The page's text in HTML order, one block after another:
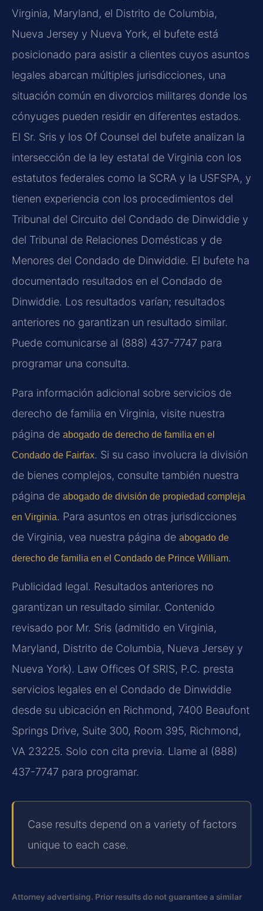
Virginia, Maryland, el Distrito de Columbia,
Nueva Jersey y Nueva York, el bufete está
posicionado para asistir a clientes cuyos asuntos
legales abarcan múltiples jurisdicciones, una
situación común en divorcios militares donde los
cónyuges pueden residir en diferentes estados.
El Sr. Sris y los Of Counsel del bufete analizan la
intersección de la ley estatal de Virginia con los
estatutos federales como la SCRA y la USFSPA, y
tienen experiencia con los procedimientos del
Tribunal del Circuito del Condado de Dinwiddie y
del Tribunal de Relaciones Domésticas y de
Menores del Condado de Dinwiddie. El bufete ha
documentado resultados en el Condado de
Dinwiddie. Los resultados varían; resultados
anteriores no garantizan un resultado similar.
Puede comunicarse al (888) 437-7747 para
programar una consulta.
Para información adicional sobre servicios de
derecho de familia en Virginia, visite nuestra
página de abogado de derecho de familia en el
Condado de Fairfax. Si su caso involucra la división
de bienes complejos, consulte también nuestra
página de abogado de división de propiedad compleja
en Virginia. Para asuntos en otras jurisdicciones
de Virginia, vea nuestra página de abogado de
derecho de familia en el Condado de Prince William.
Publicidad legal. Resultados anteriores no
garantizan un resultado similar. Contenido
revisado por Mr. Sris (admitido en Virginia,
Maryland, Distrito de Columbia, Nueva Jersey y
Nueva York). Law Offices Of SRIS, P.C. presta
servicios legales en el Condado de Dinwiddie
desde su ubicación en Richmond, 7400 Beaufont
Springs Drive, Suite 300, Room 395, Richmond,
VA 23225. Solo con cita previa. Llame al (888)
437-7747 para programar.
Case results depend on a variety of factors
unique to each case.
Attorney advertising. Prior results do not guarantee a similar